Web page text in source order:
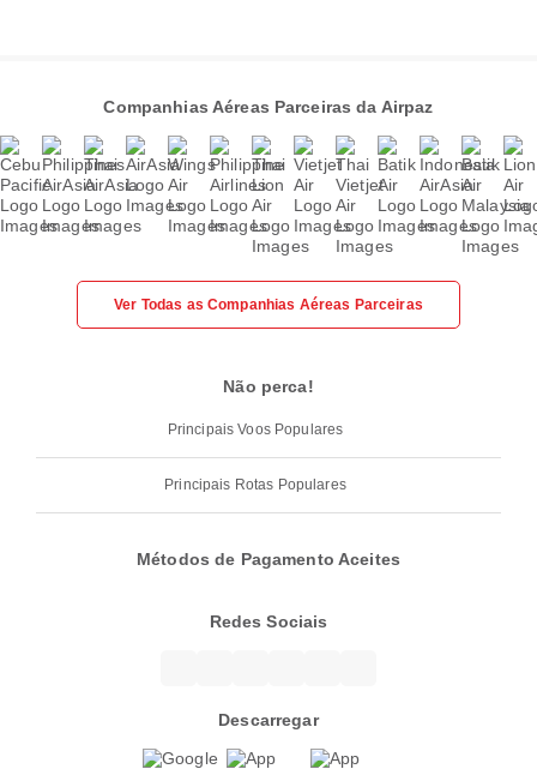
Companhias Aéreas Parceiras da Airpaz
Ver Todas as Companhias Aéreas Parceiras
Não perca!
Principais Voos Populares
Principais Rotas Populares
Métodos de Pagamento Aceites
Redes Sociais
Descarregar